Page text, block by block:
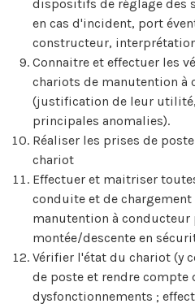
dispositifs de réglage des
en cas d'incident, port
constructeur,
Connaitre et effectuer les
chariots de manutention à
(justification de leur
principales anomalies).
Réaliser les prises de
chariot
Effectuer et maitriser
conduite et de
manutention à conducteur
montée/descente en
Vérifier l'état du chariot (y
de poste et rendre compte
dysfonctionnements ;